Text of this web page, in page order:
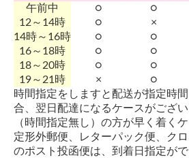
午前中
○ ○
12～14時
○ ×
14時～16時 ○ ○
16～18時
○ ○
18～20時
○ ○
19～21時
× ○
時間指定をしますと配送が指定時
合、翌日配達になるケースがござ
（時間指定無し）の方が早く着く
定形外郵便、レターパック便、ク
のポスト投函便は、到着日指定がで